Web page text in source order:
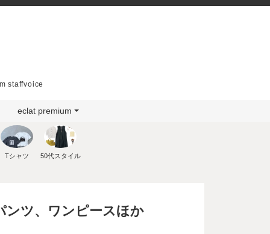
staffvoice
eclat premium
Tシャツ 50代スタイル
ンツ、ワンピースほか